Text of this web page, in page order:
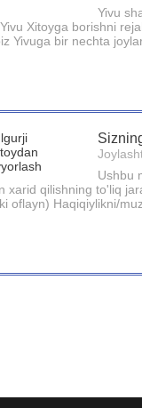
Yivu
Xitoyga borishni
Yivuga bir nechta
Ushbu
xarid qilishning to'liq
oflayn) Haqiqiylikni/